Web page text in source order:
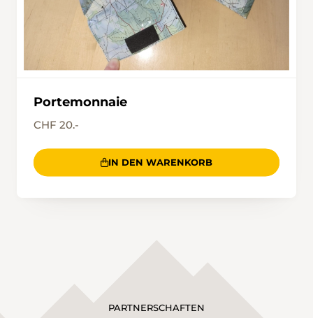
Portemonnaie
CHF 20.-
IN DEN WARENKORB
PARTNERSCHAFTEN